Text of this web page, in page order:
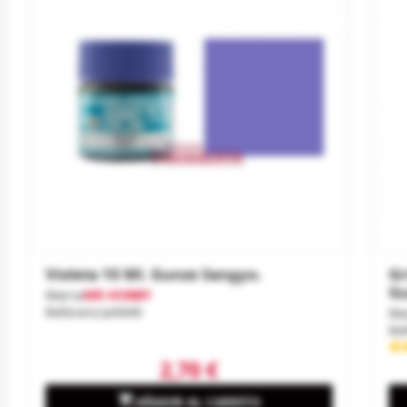
Violeta 10 Ml. Gunze Sangyo.
MarcaMR HOBBY
ReferenciaH049
2,70 €
AÑADIR AL CARRITO